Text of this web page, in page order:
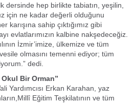
dersinde hep birlikte tabiatın, yeşilin,
için ne kadar değerli olduğunu
karışına sahip çıktığımız gibi
evlatlarımızın kalbine nakşedeceğiz.
İzmir’imize, ülkemize ve tüm
olmasını temenni ediyor; tüm
dedi.
Bir Orman”
Yardımcısı Erkan Karahan, yaz
Eğitim Teşkilatının ve tüm